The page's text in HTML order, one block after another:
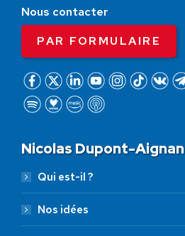
Nous contacter
PAR FORMULAIRE
Nicolas Dupont-Aignan
Qui est-il ?
Nos idées